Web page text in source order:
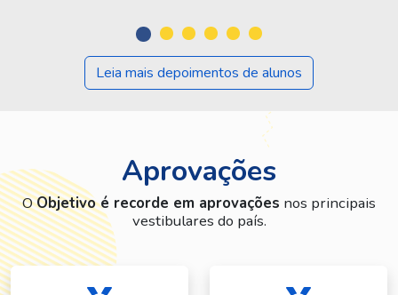
Leia mais depoimentos de alunos
Aprovações
OObjetivo é recorde em aprovações nos principais
vestibulares do país.